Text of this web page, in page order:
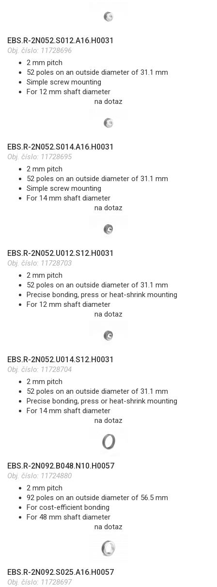
EBS.R-2N052.S012.A16.H0031
Obj. číslo: 11728696
2 mm pitch
52 poles on an outside diameter of 31.1 mm
Simple screw mounting
For 12 mm shaft diameter
na dotaz
EBS.R-2N052.S014.A16.H0031
Obj. číslo: 11728695
2 mm pitch
52 poles on an outside diameter of 31.1 mm
Simple screw mounting
For 14 mm shaft diameter
na dotaz
EBS.R-2N052.U012.S12.H0031
Obj. číslo: 11728703
2 mm pitch
52 poles on an outside diameter of 31.1 mm
Precise bonding, press or heat-shrink mounting
For 12 mm shaft diameter
na dotaz
EBS.R-2N052.U014.S12.H0031
Obj. číslo: 11728704
2 mm pitch
52 poles on an outside diameter of 31.1 mm
Precise bonding, press or heat-shrink mounting
For 14 mm shaft diameter
na dotaz
EBS.R-2N092.B048.N10.H0057
Obj. číslo: 11724880
2 mm pitch
92 poles on an outside diameter of 56.5 mm
For cost-efficient bonding
For 48 mm shaft diameter
na dotaz
EBS.R-2N092.S025.A16.H0057
Obj. číslo: 11728697